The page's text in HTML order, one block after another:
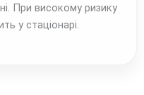
При високому ризику
у стаціонарі.